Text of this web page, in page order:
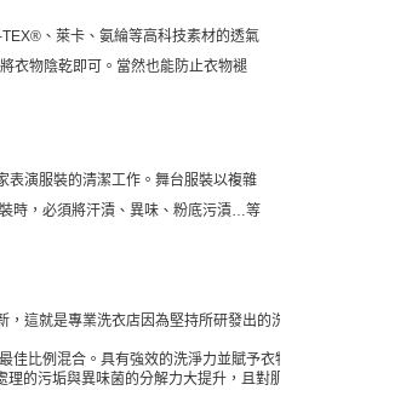
、萊卡、氨綸等高科技素材的透氣
衣物陰乾即可。當然也能防止衣物褪
表演服裝的清潔工作。舞台服裝以複雜
時，必須將汗漬、異味、粉底污漬…等
這就是專業洗衣店因為堅持所研發出的洗衣系
比例混合。具有強效的洗淨力並賦予衣物柔
的污垢與異味菌的分解力大提升，且對肌膚刺